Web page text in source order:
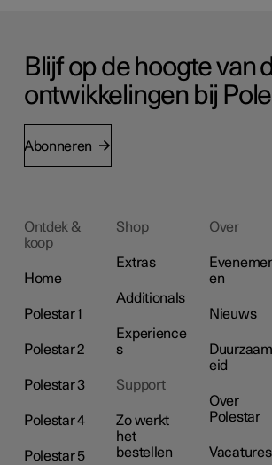
Blijf op de hoogte van
ontwikkelingen bij
Abonneren
Ontdek &
koop
Home
Polestar 1
Polestar 2
Polestar 3
Polestar 4
Polestar 5
Shop
Extras
Additionals
Experience
s
Support
Zo werkt
het
bestellen
Over
en
Nieuws
eid
Over
Polestar
Vacatures